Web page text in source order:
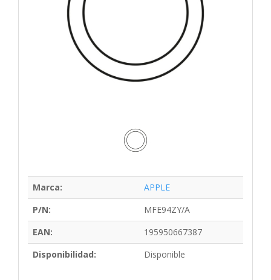
Marca:
APPLE
P/N:
MFE94ZY/A
EAN:
195950667387
Disponibilidad:
Disponible